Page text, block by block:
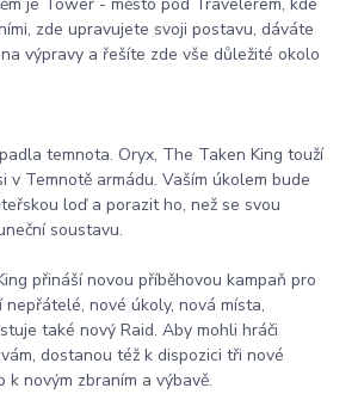
je Tower - město pod Travelerem, kde
zde upravujete svoji postavu, dáváte
výpravy a řešíte zde vše důležité okolo
temnota. Oryx, The Taken King touží
v Temnotě armádu. Vaším úkolem bude
loď a porazit ho, než se svou
soustavu.
přináší novou příběhovou kampaň pro
nepřátelé, nové úkoly, nová místa,
také nový Raid. Aby mohli hráči
dostanou též k dispozici tři nové
k novým zbraním a výbavě.